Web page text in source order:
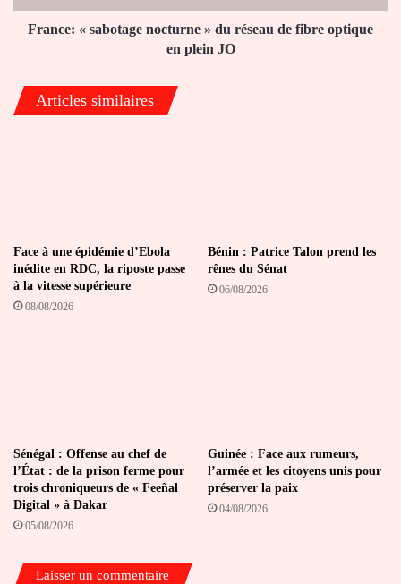
fibre
optique
JO
France: « sabotage nocturne » du réseau de fibre optique
en plein JO
Articles similaires
Face à une épidémie d’Ebola
inédite en RDC, la riposte passe
à la vitesse supérieure
08/08/2026
Bénin : Patrice Talon prend les
rênes du Sénat
06/08/2026
Sénégal : Offense au chef de
l’État : de la prison ferme pour
trois chroniqueurs de « Feeñal
Digital » à Dakar
05/08/2026
Guinée : Face aux rumeurs,
l’armée et les citoyens unis pour
préserver la paix
04/08/2026
Laisser un commentaire